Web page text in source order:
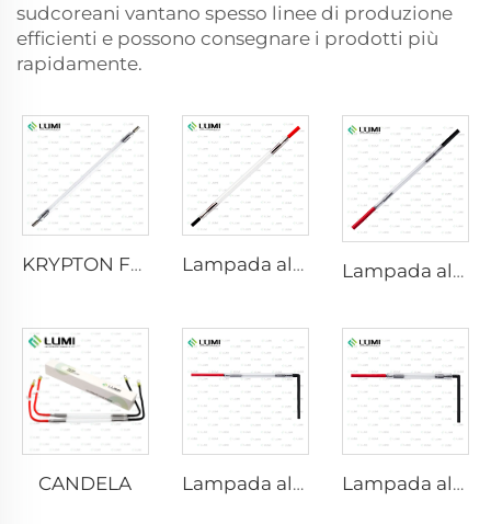
sudcoreani vantano spesso linee di produzione
efficienti e possono consegnare i prodotti più
rapidamente.
KRYPTON FLASH Lampada allo xenon Laser L2741 – 7×100×167 mm Lampada allo xenon al laser L2021-7×65×130 mm
CANDELA Lampada allo xenon IPL P1621 – 7×50×105 mm Lampada allo xenon IPL P1491 – 9×45×95 mm